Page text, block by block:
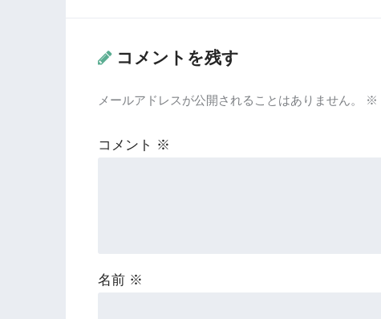
コメントを残す
メールアドレスが公開されることはありません。 ※
コメント ※
名前 ※